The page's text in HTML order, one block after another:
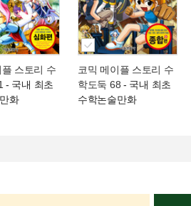
스토리 수
- 국내 최초
화
코믹 메이플 스토리 수
학도둑 68 - 국내 최초
수학논술만화